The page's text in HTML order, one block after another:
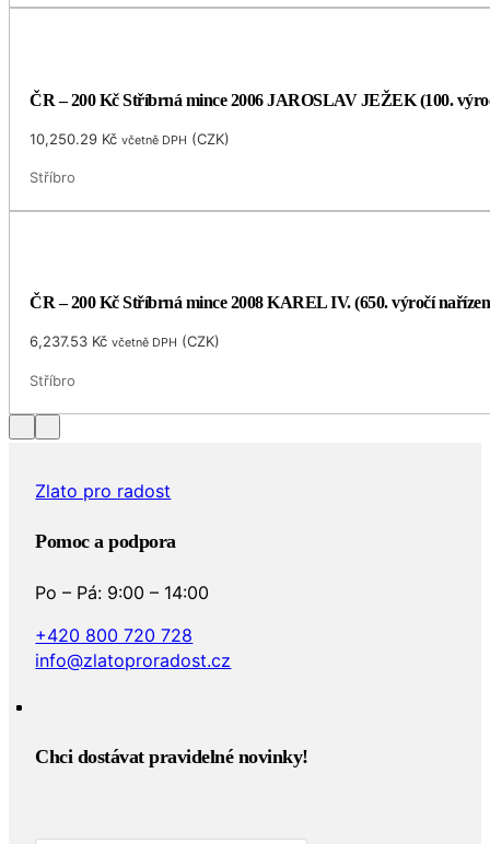
ČR – 200 Kč Stříbrná mince 2006 JAROSLAV JEŽEK (100.
10,250.29 Kč včetně DPH (CZK)
Stříbro
ČR – 200 Kč Stříbrná mince 2008 KAREL IV. (650. výročí
6,237.53 Kč včetně DPH (CZK)
Stříbro
Zlato pro radost
Pomoc a podpora
Po – Pá: 9:00 – 14:00
+420 800 720 728
info@zlatoproradost.cz
Chci dostávat pravidelné novinky!​